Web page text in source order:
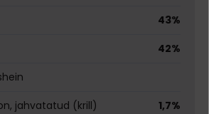
43%
42%
jahvatatud (krill)
1,7%